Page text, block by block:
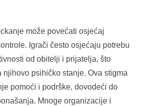
može povećati osjećaj
Igrači često osjećaju potrebu
od obitelji i prijatelja, što
njihovo psihičko stanje. Ova stigma
pomoći i podrške, dovodeći do
Mnoge organizacije i